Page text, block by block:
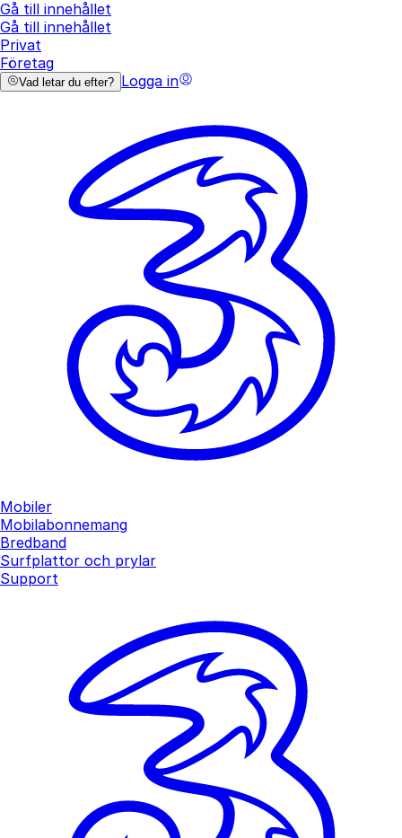
Gå till innehållet
Gå till innehållet
Privat
Företag
Vad letar du efter? Logga in
Mobiler
Mobilabonnemang
Bredband
Surfplattor och prylar
Support